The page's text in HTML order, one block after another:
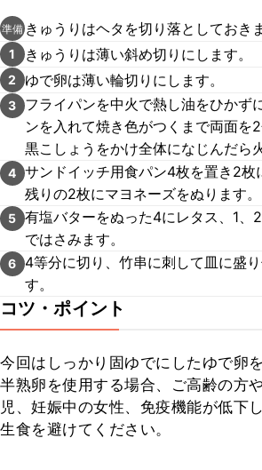
準備 きゅうりはヘタを切り落としておき
1 きゅうりは薄い斜め切りにします。
2 ゆで卵は薄い輪切りにします。
3
フライパンを中火で熱し油をひかず
ンを入れて焼き色がつくまで両面を
黒こしょうをかけ全体になじんだら
4 サンドイッチ用食パン4枚を置き2枚
残りの2枚にマヨネーズをぬります。
5 有塩バターをぬった4にレタス、1、
ではさみます。
6
4等分に切り、竹串に刺して皿に盛
す。
コツ・ポイント
今回はしっかり固ゆでにしたゆで卵
半熟卵を使用する場合、ご高齢の方
児、妊娠中の女性、免疫機能が低下
生食を避けてください。